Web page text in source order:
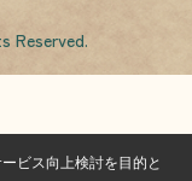
Reserved.
ビス向上検討を目的と